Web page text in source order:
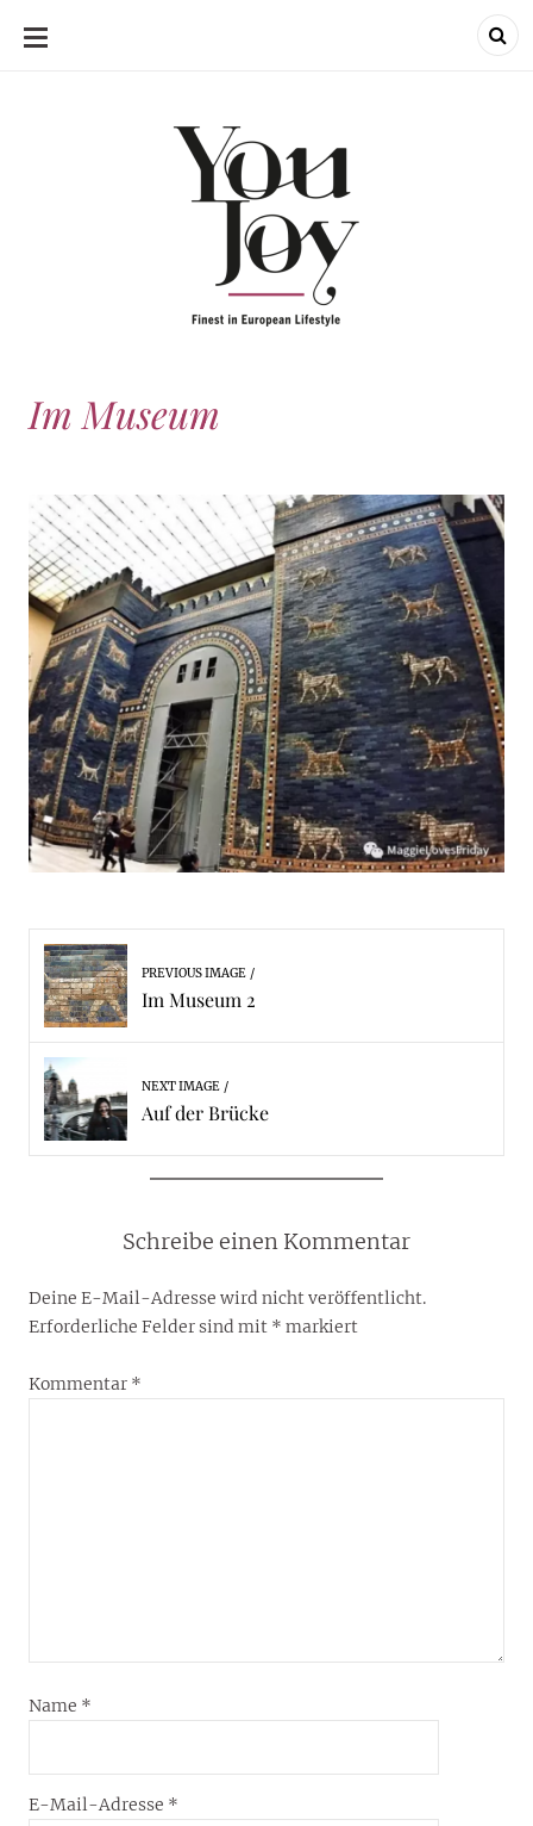
SKIP
Im Museum
PREVIOUS IMAGE
Im Museum 2
NEXT IMAGE
Auf der Brücke
Schreibe einen Kommentar
Deine E-Mail-Adresse wird nicht veröffentlicht.
Erforderliche Felder sind mit * markiert
Kommentar *
Name *
E-Mail-Adresse *